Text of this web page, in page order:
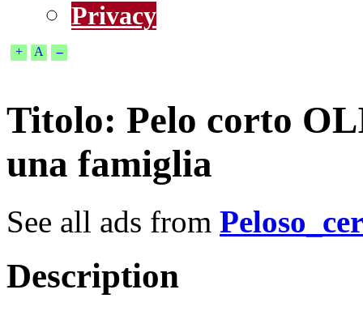
Privacy
+ A --
Titolo: Pelo corto
una famiglia
See all ads from
Description